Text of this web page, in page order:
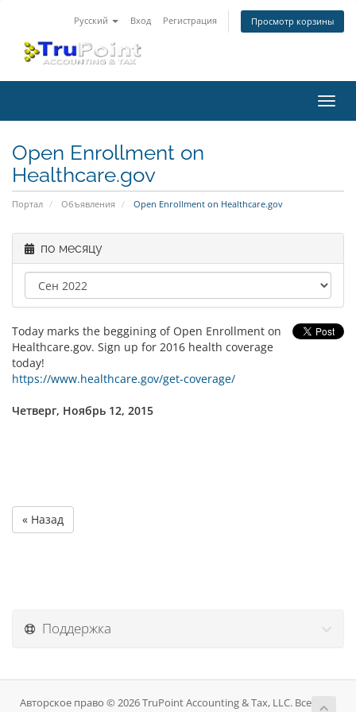
Русский Вход Регистрация Просмотр корзины
Open Enrollment on
Healthcare.gov
Портал Объявления Open Enrollment on Healthcare.gov
по месяцу
Today marks the beggining of Open Enrollment on
Healthcare.gov. Sign up for 2016 health coverage
today!
https://www.healthcare.gov/get-coverage/
Четверг, Ноябрь 12, 2015
« Назад
Поддержка
Авторское право © 2026 TruPoint Accounting & Tax, LLC. Все